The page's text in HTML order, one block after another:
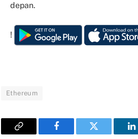
depan.
!
Ethereum
Copy
Facebook Twitter